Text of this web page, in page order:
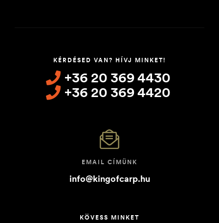
KÉRDÉSED VAN? HÍVJ MINKET!
+36 20 369 4430
+36 20 369 4420
EMAIL CÍMÜNK
info@kingofcarp.hu
KÖVESS MINKET